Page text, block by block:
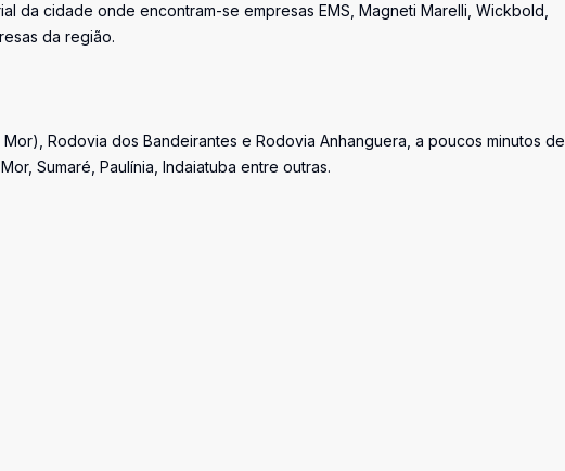
da cidade onde encontram-se empresas EMS, Magneti Marelli, Wickbold,
da região.
Rodovia dos Bandeirantes e Rodovia Anhanguera, a poucos minutos de
Sumaré, Paulínia, Indaiatuba entre outras.